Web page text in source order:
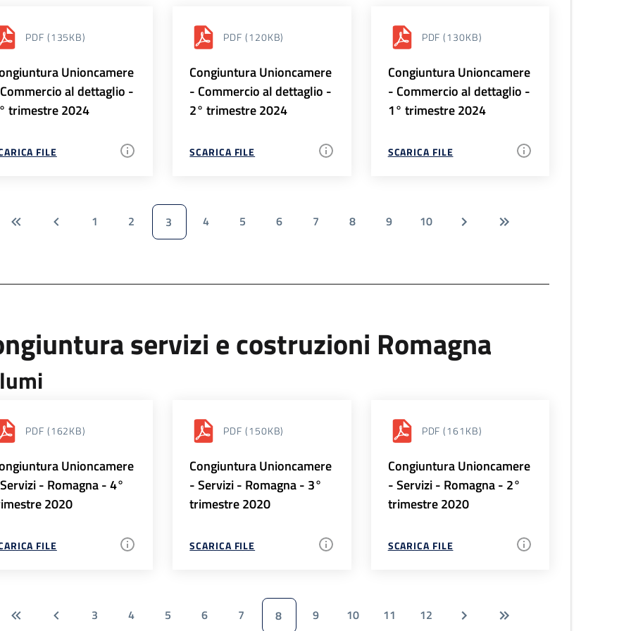
PDF (135KB)
Unioncamere
al dettaglio -
trimestre 2024
FILE
PDF (120KB)
Congiuntura Unioncamere
- Commercio al dettaglio -
2° trimestre 2024
SCARICA FILE
PDF (130KB)
Congiuntura Unioncamere
- Commercio al dettaglio -
1° trimestre 2024
SCARICA FILE
1 2 3 4 5 6 7 8 9 10
servizi e costruzioni Romagna
PDF (162KB)
Unioncamere
- Romagna - 4°
2020
FILE
PDF (150KB)
Congiuntura Unioncamere
- Servizi - Romagna - 3°
trimestre 2020
SCARICA FILE
PDF (161KB)
Congiuntura Unioncamere
- Servizi - Romagna - 2°
trimestre 2020
SCARICA FILE
3 4 5 6 7 8 9 10 11 12